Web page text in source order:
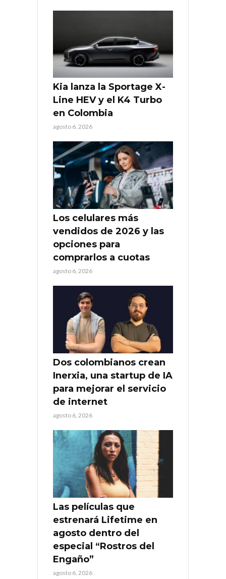
Kia lanza la Sportage X-
Line HEV y el K4 Turbo
en Colombia
agosto 6, 2026
Los celulares más
vendidos de 2026 y las
opciones para
comprarlos a cuotas
agosto 6, 2026
Dos colombianos crean
Inerxia, una startup de IA
para mejorar el servicio
de internet
agosto 6, 2026
Las películas que
estrenará Lifetime en
agosto dentro del
especial “Rostros del
Engaño”
agosto 6, 2026